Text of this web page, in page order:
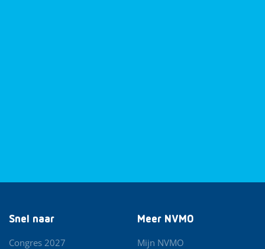
Snel naar
Congres 2027
Meer NVMO
Mijn NVMO